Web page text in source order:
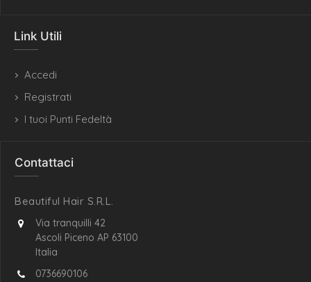
Link Utili
Accedi
Registrati
I tuoi Punti Fedeltà
Contattaci
Beautiful Hair S.R.L.
Via tranquilli 42
Ascoli Piceno AP 63100
Italia
0736690106